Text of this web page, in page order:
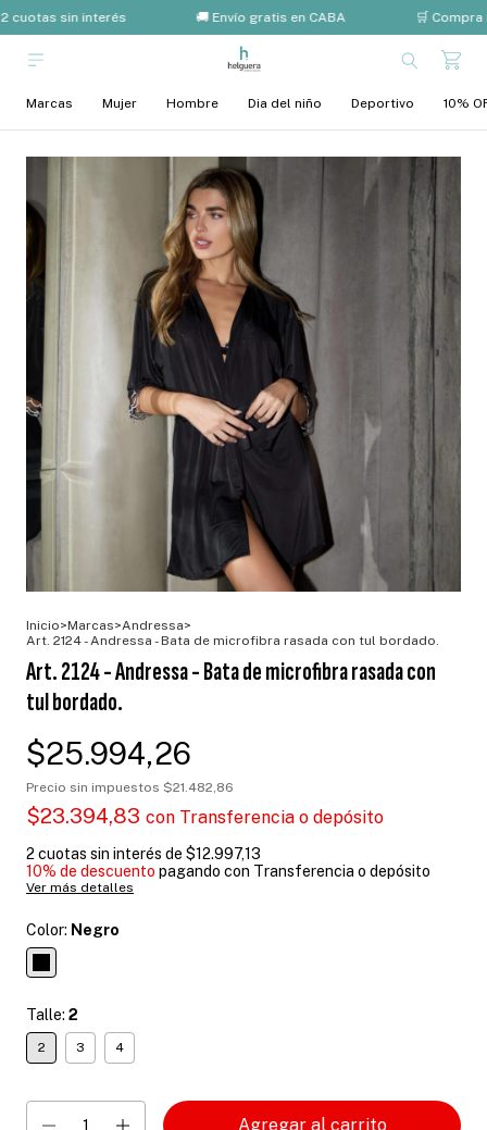
cuotas sin interés 🚚 Envío gratis en CABA 🛒 Compra
Marcas Mujer Hombre Dia del niño Deportivo 10%
Inicio>Marcas>Andressa>
Art. 2124 - Andressa - Bata de microfibra rasada con tul bordado.
Art. 2124 - Andressa - Bata de microfibra rasada con
tul bordado.
$25.994,26
Precio sin impuestos $21.482,86
$23.394,83 con Transferencia o depósito
2 cuotas sin interés de $12.997,13
10% de descuento pagando con Transferencia o depósito
Ver más detalles
Color: Negro
Talle: 2
2 3 4